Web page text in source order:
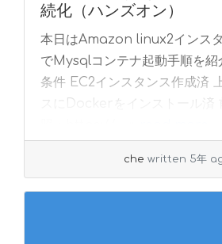
続化（ハンズオン）
本日はAmazon linux2インス
でMysqlコンテナ起動手順を紹
条件 EC2インスタンス作成済
スにDockerをインストール済
che written 5年